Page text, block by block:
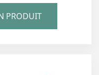
PRODUIT